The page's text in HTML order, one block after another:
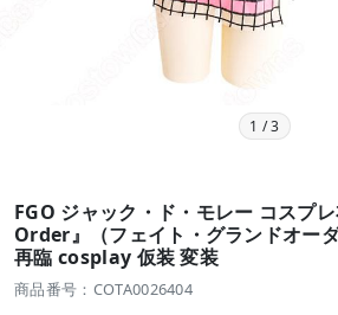
1 /3
FGO ジャック・ド・モレー コスプ
Order』（フェイト・グランドオー
再臨 cosplay 仮装 変装
商品番号：COTA0026404